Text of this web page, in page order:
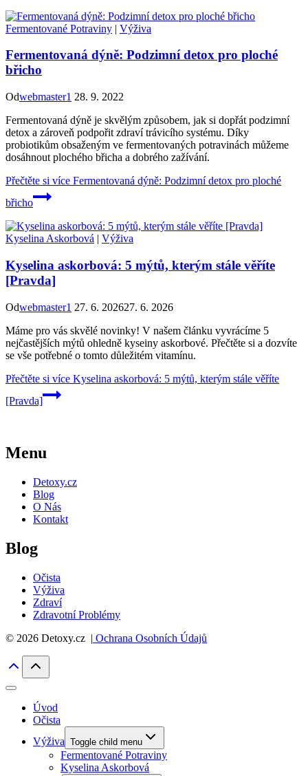
Fermentované Potraviny | Výživa
Fermentovaná dýně: Podzimní detox pro ploché
břicho
Odwebmaster1 28. 9. 2022
Fermentovaná dýně je skvělým způsobem, jak si dopřát podzimní
detox a zároveň podpořit zdraví trávicího systému. Díky
probiotikům obsaženým ve fermentovaných potravinách můžeme
dosáhnout plochého břicha a dobrého zažívání.
Přečtěte si více Fermentovaná dýně: Podzimní detox pro ploché
břicho
Kyselina Askorbová | Výživa
Kyselina askorbová: 5 mýtů, kterým stále věříte
[Pravda]
Odwebmaster1 27. 6. 202627. 6. 2026
Máme pro vás skvělé novinky! V našem článku vyvrácíme 5
nejčastějších mýtů ohledně kyseiny askorbové. Přečtěte si a dozvíte
se vše potřebné o tomto důležitém vitamínu.
Přečtěte si více Kyselina askorbová: 5 mýtů, kterým stále věříte
[Pravda]
Menu
Detoxy.cz
Blog
O Nás
Kontakt
Blog
Očista
Výživa
Zdraví
Zdravotní Problémy
© 2026 Detoxy.cz | Ochrana Osobních Údajů
Úvod
Očista
Výživa Toggle child menu
Fermentované Potraviny
Kyselina Askorbová